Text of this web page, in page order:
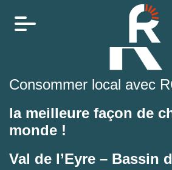
Consommer local avec
la meilleure façon de
monde !
Val de l’Eyre – Bassin